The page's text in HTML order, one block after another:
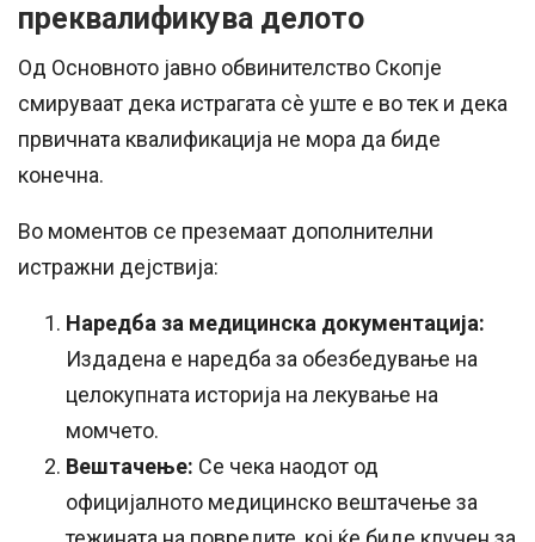
преквалификува делото
Од Основното јавно обвинителство Скопје
смируваат дека истрагата сè уште е во тек и дека
првичната квалификација не мора да биде
конечна.
Во моментов се преземаат дополнителни
истражни дејствија:
Наредба за медицинска документација:
Издадена е наредба за обезбедување на
целокупната историја на лекување на
момчето.
Вештачење: Се чека наодот од
официјалното медицинско вештачење за